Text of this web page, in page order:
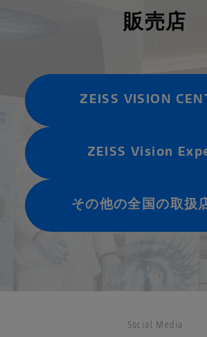
販売店
ZEISS VISION
ZEISS Vision
その他の全国の取扱
Social Media